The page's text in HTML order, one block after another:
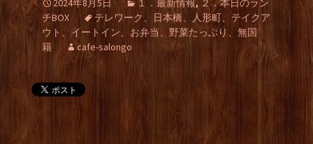
2024年8月5日 １．最新情報, ２．本日のラン
チBOX
テレワーク、日本橋、人形町、テイクア
ウト、イートイン、お弁当、野菜たっぷり、無国
籍
cafe-salongo